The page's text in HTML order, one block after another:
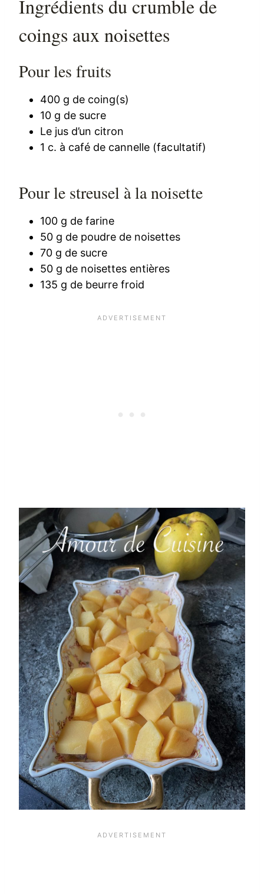
Ingrédients du crumble de
coings aux noisettes
Pour les fruits
400 g de coing(s)
10 g de sucre
Le jus d’un citron
1 c. à café de cannelle (facultatif)
Pour le streusel à la noisette
100 g de farine
50 g de poudre de noisettes
70 g de sucre
50 g de noisettes entières
135 g de beurre froid